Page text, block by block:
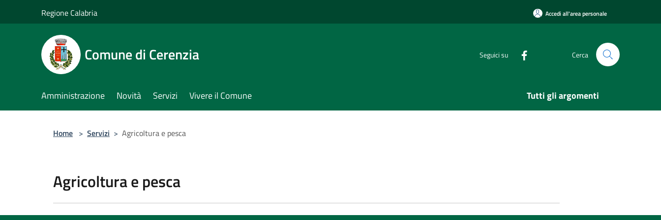
Regione Calabria Accedi all'area personale
Comune di Cerenzia Seguici su Cerca
Amministrazione Novità Servizi Vivere il Comune Tutti gli argomenti
Home > Servizi > Agricoltura e pesca
Agricoltura e pesca